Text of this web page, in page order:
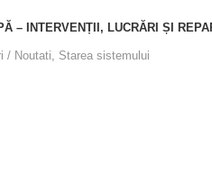
– INTERVENȚII, LUCRĂRI ȘI
/ Noutati Starea sistemului